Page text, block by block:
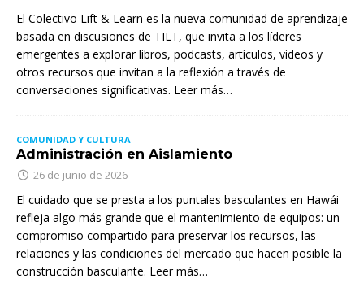
El Colectivo Lift & Learn es la nueva comunidad de aprendizaje
basada en discusiones de TILT, que invita a los líderes
emergentes a explorar libros, podcasts, artículos, videos y
otros recursos que invitan a la reflexión a través de
conversaciones significativas. Leer más…
COMUNIDAD Y CULTURA
Administración en Aislamiento
26 de junio de 2026
El cuidado que se presta a los puntales basculantes en Hawái
refleja algo más grande que el mantenimiento de equipos: un
compromiso compartido para preservar los recursos, las
relaciones y las condiciones del mercado que hacen posible la
construcción basculante. Leer más…